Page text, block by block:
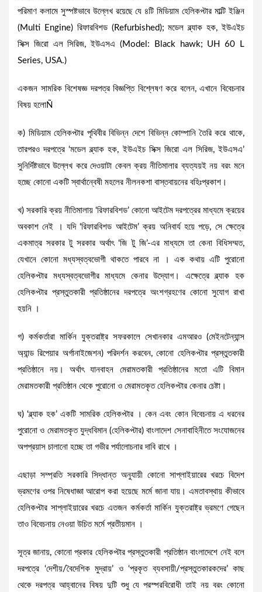
পরিমাণ কলামে সুস্পষ্টভাবে উল্লেখ রয়েছে যে ৪টি মিডিয়াম হেলিকপ্টার মাল্টি ইঞ্জিন
(Multi Engine) রিফারবিশড (Refurbished); মডেল ব্ল্যাক হক, ইউএইচ
সিক্স জিরো এল সিরিজ, ইউএসএ (Model: Black hawk; UH 60 L
Series, USA.)
একজন সামরিক বিশেষজ্ঞ দরপত্র বিজ্ঞপ্তি বিশ্লেষণ করে বলেন, এখানে বিবেচনার
বিষয় হলোÑ
ক) মিডিয়াম হেলিকপ্টার পৃথিবীর বিভিন্ন দেশে বিভিন্ন কোম্পানি তৈরি করে থাকে,
তারপরও দরপত্রে ‘মডেল ব্ল্যাক হক, ইউএইচ সিক্স জিরো এল সিরিজ, ইউএসএ’
সুনির্দিষ্টভাবে উল্লেখ করে দেওয়াটা কেবল ক্রয় নীতিমালার ব্যত্যয়ই নয় বরং মনে
হচ্ছে কোনো একটি স্বার্থান্বেষী মহলের নীলনকশা বাস্তবায়নের বহিঃপ্রকাশ।
খ) সরকারি ক্রয় নীতিমালায় ‘রিফারবিশড’ কোনো আইটেম দরপত্রের মাধ্যমে ক্রয়ের
অবকাশ নেই । যদি ‘রিফারবিশড আইটেম’ ক্রয় অনিবার্য হয়ে পড়ে, সে ক্ষেত্রে
একমাত্র সরকার টু সরকার অর্থাৎ ‘জি টু জি’-এর মাধ্যমে তা কেনা বিধিসম্মত,
যেখানে কোনো মধ্যস্বত্বভোগী থাকতে পারবে না । এক কথায় এটি পুরোনো
হেলিকপ্টার মধ্যস্বত্বভোগীর মাধ্যমে কেনার উদ্যোগ। এক্ষেত্রে ব্ল্যাক হক
হেলিকপ্টার প্রস্তুতকারী প্রতিষ্ঠানের দরপত্রে অংশগ্রহণের কোনো সুযোগ রাখা
হয়নি ।
গ) কর্মকর্তারা মার্কিন যুক্তরাষ্ট্র সফরকালে সেখানকার এমআরও (মেইনটেন্যান্স
অ্যান্ড রিপেয়ার অর্গানাইজেশন) পরিদর্শন করবেন, কোনো হেলিকপ্টার প্রস্তুতকারী
প্রতিষ্ঠানে নয়। অর্থাৎ যানবাহন মেরামতকারী প্রতিষ্ঠানের মতো এটি বিমান
মেরামতকারী প্রতিষ্ঠান থেকে পুরোনো ও মেরামতকৃত হেলিকপ্টার কেনার চেষ্টা।
ঘ) ‘ব্ল্যাক হক’ একটি সামরিক হেলিকপ্টার । কেন এবং কোন বিবেচনায় এ ধরনের
পুরোনো ও মেরামতকৃত যুদ্ধবিমান (হেলিকপ্টার) বাংলাদেশ সেনাবাহিনীতে সংযোজনের
অপপ্রয়াস চালানো হচ্ছে তা গভীর পর্যালোচনার দাবি রাখে ।
এছাড়া সম্প্রতি সরকারি সিদ্ধান্ত অনুযায়ী কোনো সাপ্লাইয়ারের খরচে বিদেশ
ভ্রমণের ওপর নিষেধাজ্ঞা আরোপ করা হয়েছে মর্মে জানা যায়। এমতাবস্থায় কীভাবে
হেলিকপ্টার সাপ্লাইয়ারের খরচে এতজন কর্মকর্তা মার্কিন যুক্তরাষ্ট্র ভ্রমণে গেছেন
তাও বিবেচনায় নেওয়া উচিত মর্মে প্রতীয়মান ।
সূত্র জানায়, কোনো প্রকার হেলিকপ্টার প্রস্তুতকারী প্রতিষ্ঠান বাংলাদেশে নেই বলে
দরপত্রে ‘দেশীয়/বৈদেশিক মুদ্রায়’ ও ‘প্রকৃত ব্যবসায়ী/প্রস্তুতকারকদের’ কাছ
থেকে দরপত্র আহ্বানের বিষয় দুটি শুধু যে পরস্পরবিরোধী তাই নয় বরং কোনো